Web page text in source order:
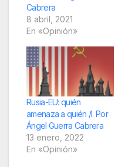
Cabrera
8 abril, 2021
En «Opinión»
Rusia-EU: quién
amenaza a quién /I. Por
Ángel Guerra Cabrera
13 enero, 2022
En «Opinión»